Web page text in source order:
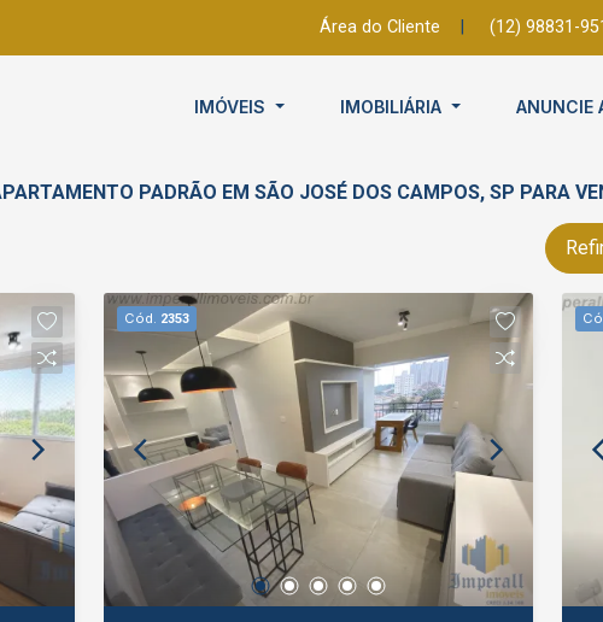
Área do Cliente (12) 98831-
IMÓVEIS IMOBILIÁRIA ANUNCIE
PADRÃO EM SÃO JOSÉ DOS CAMPOS, SP PARA
Cód. 2353